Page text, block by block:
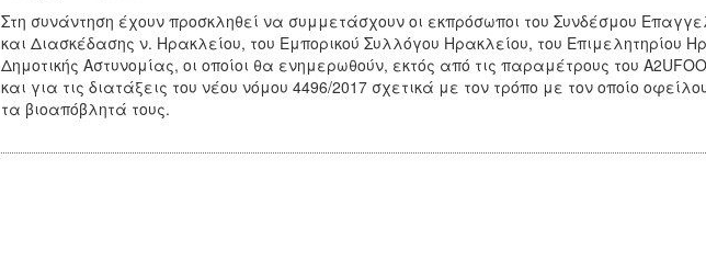
Στη συνάντηση έχουν προσκληθεί να συμμετάσχουν οι εκπρόσωποι του Συνδέσμου
και Διασκέδασης ν. Ηρακλείου, του Εμπορικού Συλλόγου Ηρακλείου, του Επιμελητηρίου
Δημοτικής Αστυνομίας, οι οποίοι θα ενημερωθούν, εκτός από τις παραμέτρους του
και για τις διατάξεις του νέου νόμου 4496/2017 σχετικά με τον τρόπο με τον οποίο
τα βιοαπόβλητά τους.